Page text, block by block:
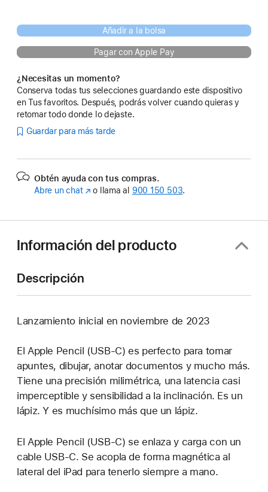
Añadir a la bolsa
Pagar con Apple Pay
¿Necesitas un momento?
Conserva todas tus selecciones guardando este dispositivo
en Tus favoritos. Después, podrás volver cuando quieras y
retomar todo donde lo dejaste.
Guardar para más tarde
Obtén ayuda con tus compras.
Abre un chat(Se
ventana
nueva)
o llama al 900 150 503.
Información del producto
Descripción
Lanzamiento inicial en noviembre de 2023
El Apple Pencil (USB-C) es perfecto para tomar
apuntes, dibujar, anotar documentos y mucho más.
Tiene una precisión milimétrica, una latencia casi
imperceptible y sensibilidad a la inclinación. Es un
lápiz. Y es muchísimo más que un lápiz.
El Apple Pencil (USB-C) se enlaza y carga con un
cable USB-C. Se acopla de forma magnética al
lateral del iPad para tenerlo siempre a mano.